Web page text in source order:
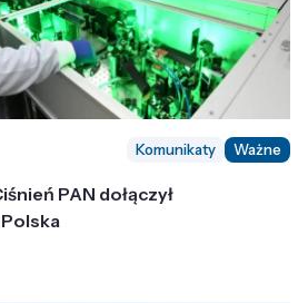
Komunikaty Ważne
PAN dołączył